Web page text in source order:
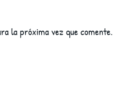
la próxima vez que comente.